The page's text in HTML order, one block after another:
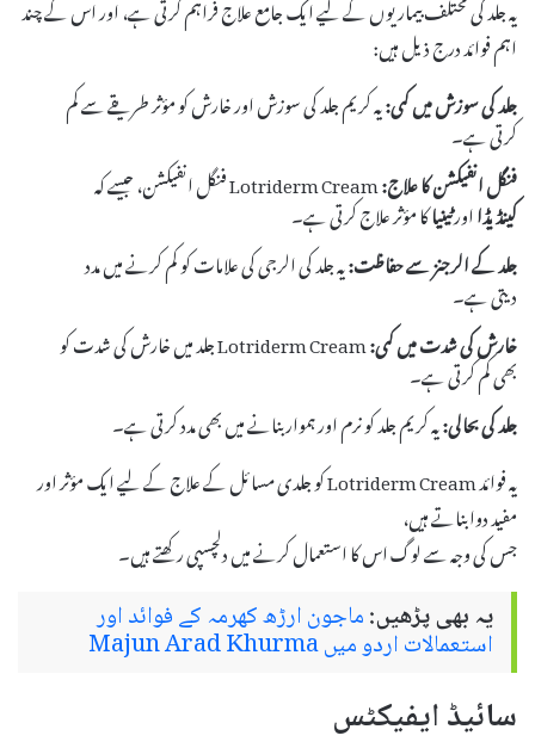
اہم فوائد درج ذیل ہیں:
جلد کی سوزش میں کمی:یہ کریم جلد کی سوزش اور خارش کو مؤثر طریقے سے کم
کرتی ہے۔
فنگل انفیکشن کا علاج:
کینڈیڈااورٹینیاکا مؤثر علاج کرتی ہے۔
جلد کے الرجنز سے حفاظت:یہ جلد کی الرجی کی علامات کو کم کرنے میں مدد
دیتی ہے۔
خارش کی شدت میں کمی:
Lotriderm Cream جلد میں خارش کی شدت کو
بھی کم کرتی ہے۔
جلد کی بحالی:یہ کریم جلد کو نرم اور ہموار بنانے میں بھی مدد کرتی ہے۔
یہ فوائد Lotriderm Cream کو جلدی مسائل کے علاج کے لیے ایک مؤثر اور
مفید دوا بناتے ہیں،
جس کی وجہ سے لوگ اس کا استعمال کرنے میں دلچسپی رکھتے ہیں۔
یہ بھی پڑھیں:ماجون ارڑھ کھرمہ کے فوائد اور
استعمالات اردو میں Majun Arad Khurma
سائیڈ ایفیکٹس